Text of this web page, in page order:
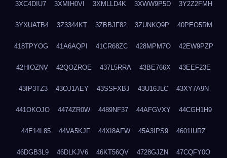
3XC4DIU7 3XMIH0VI 3XMLLD4K 3XWW9P5D 3Y2Z2FMH
3YXUATB4 3Z3344KT 3ZBBJF82 3ZUNKQ9P 40PEO5RM
418TPYOG 41A6AQPI 41CR68ZC 428MPM7O 42EW9PZP
42HIOZNV 42QOZROE 437L5RRA 43BE766X 43EEF23E
43IP3TZ3 43OJ1AEY 43SSFXBJ 43U16JLC 43XY7A9N
441OKOJO 4474ZR0W 4489NF37 44AFGVXY 44CGH1H9
44E14L85 44VA5KJF 44XI8AFW 45A3IPS9 4601IURZ
46DGB3L9 46DLKJV6 46KT56QV 4728GJZN 47CQFY0O